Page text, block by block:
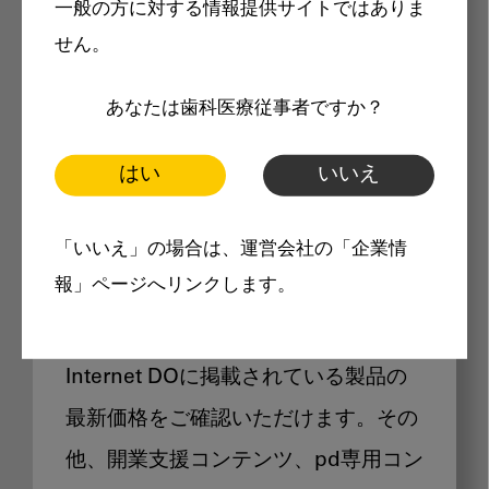
一般の方に対する情報提供サイトではありま
せん。
あなたは歯科医療従事者ですか？
はい いいえ
「いいえ」の場合は、運営会社の「企業情
報」ページへリンクします。
メリット
製品価格も閲覧可能
Internet DOに掲載されている製品の
最新価格をご確認いただけます。その
他、開業支援コンテンツ、pd専用コン